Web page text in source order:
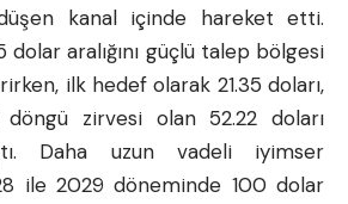
kanal içinde hareket etti.
dolar aralığını güçlü talep bölgesi
ilk hedef olarak 21.35 doları,
döngü zirvesi olan 52.22 doları
Daha uzun vadeli iyimser
ile 2029 döneminde 100 dolar